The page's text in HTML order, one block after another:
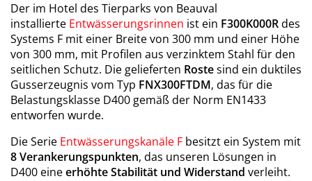
Der im Hotel des Tierparks von Beauval
installierte Entwässerungsrinnen ist ein F300K000Rdes
Systems F mit einer Breite von 300 mm und einer Höhe
von 300 mm, mit Profilen aus verzinktem Stahl für den
seitlichen Schutz. Die gelieferten Rostesind ein duktiles
Gusserzeugnis vom Typ FNX300FTDM, das für die
Belastungsklasse D400 gemäß der Norm EN1433
entworfen wurde.
Die Serie Entwässerungskanäle F besitzt ein System mit
8 Verankerungspunkten, das unseren Lösungen in
D400 eineerhöhte Stabilität und Widerstand verleiht.